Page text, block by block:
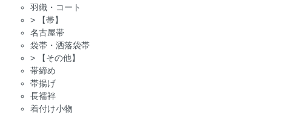
羽織・コート
>
【帯】
名古屋帯
袋帯・洒落袋帯
>
【その他】
帯締め
帯揚げ
長襦袢
着付け小物